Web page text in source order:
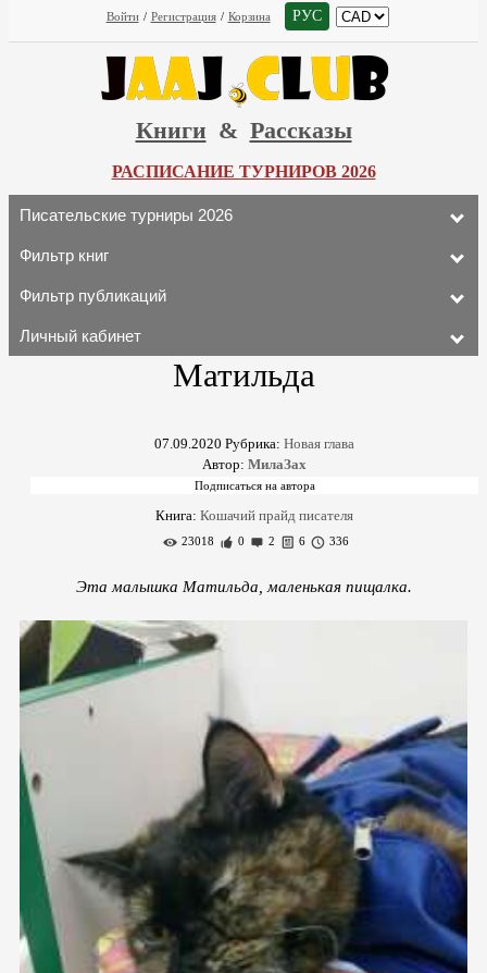
Войти / Регистрация / Корзина РУС
Книги & Рассказы
РАСПИСАНИЕ ТУРНИРОВ 2026
Писательские турниры 2026
Фильтр книг
Фильтр публикаций
Личный кабинет
Матильда
07.09.2020 Рубрика: Новая глава
Автор: МилаЗах
Книга: Кошачий прайд писателя
23018 0 2 6 336
Эта малышка Матильда, маленькая пищалка.